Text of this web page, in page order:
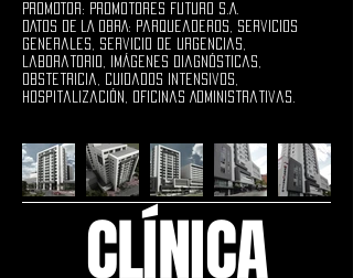
PROMOTOR: Promotores Futuro S.A.
DATOS DE LA OBRA: Parqueaderos, Servicios
Generales, Servicio de Urgencias,
Laboratorio, Imágenes diagnósticas,
Obstetricia, Cuidados Intensivos,
Hospitalización, Oficinas Administrativas.
CLÍNICA